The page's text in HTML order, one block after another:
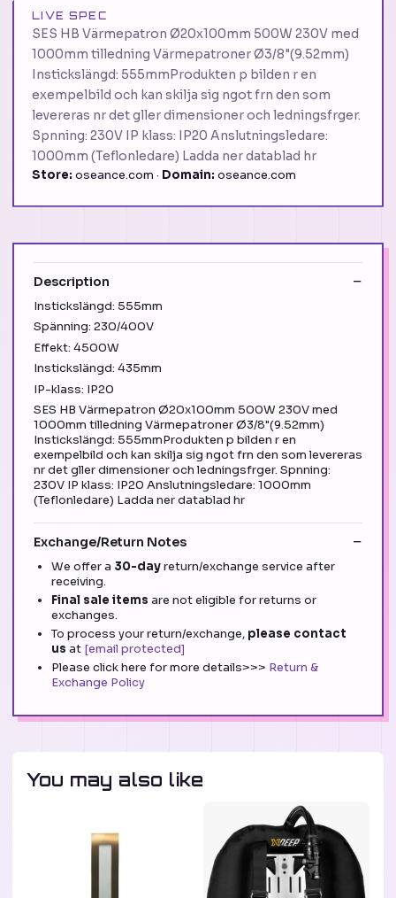
LIVE SPEC
SES HB Värmepatron Ø20x100mm 500W 230V med
1000mm tilledning Värmepatroner Ø3/8"(9.52mm)
Instickslängd: 555mmProdukten p bilden r en
exempelbild och kan skilja sig ngot frn den som
levereras nr det gller dimensioner och ledningsfrger.
Spnning: 230V IP klass: IP20 Anslutningsledare:
1000mm (Teflonledare) Ladda ner datablad hr
Store: oseance.com · Domain: oseance.com
Description
Instickslängd: 555mm
Spänning: 230/400V
Effekt: 4500W
Instickslängd: 435mm
IP-klass: IP20
SES HB Värmepatron Ø20x100mm 500W 230V med
1000mm tilledning Värmepatroner Ø3/8"(9.52mm)
Instickslängd: 555mmProdukten p bilden r en
exempelbild och kan skilja sig ngot frn den som levereras
nr det gller dimensioner och ledningsfrger. Spnning:
230V IP klass: IP20 Anslutningsledare: 1000mm
(Teflonledare) Ladda ner datablad hr
Exchange/Return Notes
We offer a 30-dayreturn/exchange service after
receiving.
Final sale items are not eligible for returns or
exchanges.
To process your return/exchange, please contact
us at [email protected]
Please click here for more details>>> Return &
Exchange Policy
You may also like